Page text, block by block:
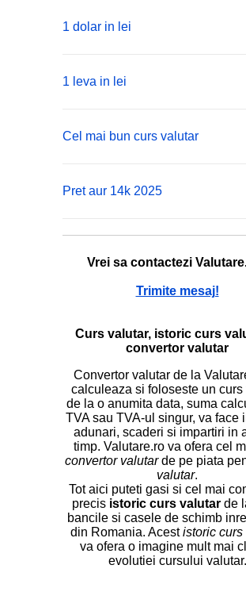
1 dolar in lei
1 leva in lei
Cel mai bun curs valutar
Pret aur 14k 2025
Vrei sa contactezi
Trimite mesaj!
Curs valutar, istoric curs
convertor valutar
Convertor valutar de la
calculeaza si foloseste un curs
de la o anumita data, suma
TVA sau TVA-ul singur, va face
adunari, scaderi si impartiri in
timp. Valutare.ro va ofera cel
convertor valutarde pe piata
valutar.
Tot aici puteti gasi si cel mai
precis istoric curs valutar de
bancile si casele de schimb
din Romania. Acestistoric curs
va ofera o imagine mult mai
evolutiei cursului valutar.